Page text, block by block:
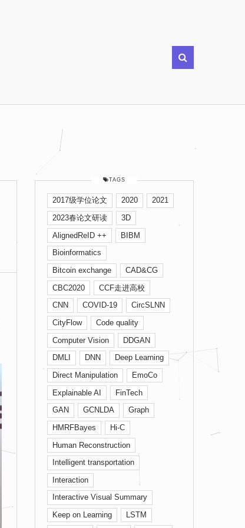
TAGS
2017级学位论文 2020
2021
2023春论文研读
3D
AlignedReID ++
BIBM
Bioinformatics
Bitcoin exchange
CAD&CG
CBC2020
CCF走进高校
CNN
COVID-19
CircSLNN
CityFlow
Code quality
Computer Vision
DDGAN
DMLI
DNN
Deep Learning
Direct Manipulation
EmoCo
Explainable AI
FinTech
GAN
GCNLDA
Graph
HMRFBayes
Hi-C
Human Reconstruction
Intelligent transportation
Interaction
Interactive Visual Summary
Keep on Learning
LSTM